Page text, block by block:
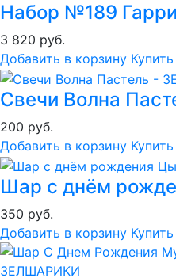
Набор №189
3 820 руб.
Добавить в корзину
Свечи Волна
200 руб.
Добавить в корзину
Шар с днём
350 руб.
Добавить в корзину